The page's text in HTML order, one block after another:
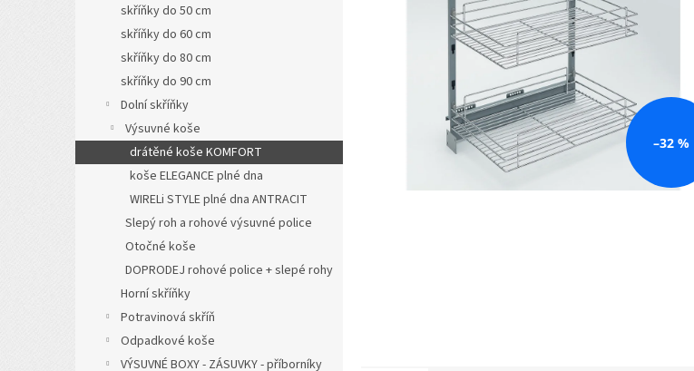
skříňky do 50 cm
skříňky do 60 cm
skříňky do 80 cm
skříňky do 90 cm
Dolní skříňky
Výsuvné koše
drátěné koše KOMFORT
koše ELEGANCE plné dna
WIRELi STYLE plné dna ANTRACIT
Slepý roh a rohové výsuvné police
Otočné koše
DOPRODEJ rohové police + slepé rohy
Horní skříňky
Potravinová skříň
Odpadkové koše
VÝSUVNÉ BOXY - ZÁSUVKY - příborníky
–32 %